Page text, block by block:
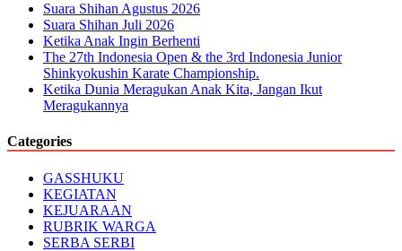
Suara Shihan Agustus 2026
Suara Shihan Juli 2026
Ketika Anak Ingin Berhenti
The 27th Indonesia Open & the 3rd Indonesia Junior
Shinkyokushin Karate Championship.
Ketika Dunia Meragukan Anak Kita, Jangan Ikut
Meragukannya
Categories
GASSHUKU
KEGIATAN
KEJUARAAN
RUBRIK WARGA
SERBA SERBI